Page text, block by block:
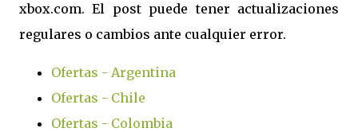
xbox.com. El post puede tener actualizaciones
regulares o cambios ante cualquier error.
Ofertas - Argentina
Ofertas - Chile
Ofertas - Colombia